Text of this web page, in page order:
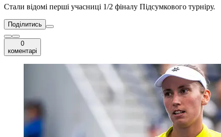
Стали відомі перші учасниці 1/2 фіналу Підсумкового турніру.
Поділитись
0
коментарі